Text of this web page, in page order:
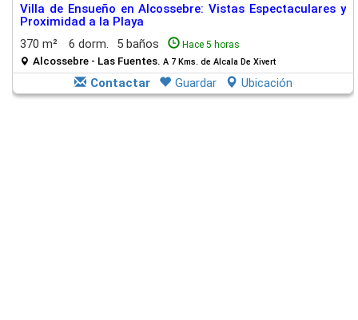
Villa de Ensueño en Alcossebre: Vistas Espectaculares y
Proximidad a la Playa
370 m²
6 dorm. 5 baños Hace 5 horas
Alcossebre - Las Fuentes. A 7 Kms. de Alcala De Xivert
Contactar Guardar Ubicación